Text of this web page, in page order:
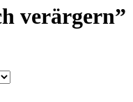
verärgern”